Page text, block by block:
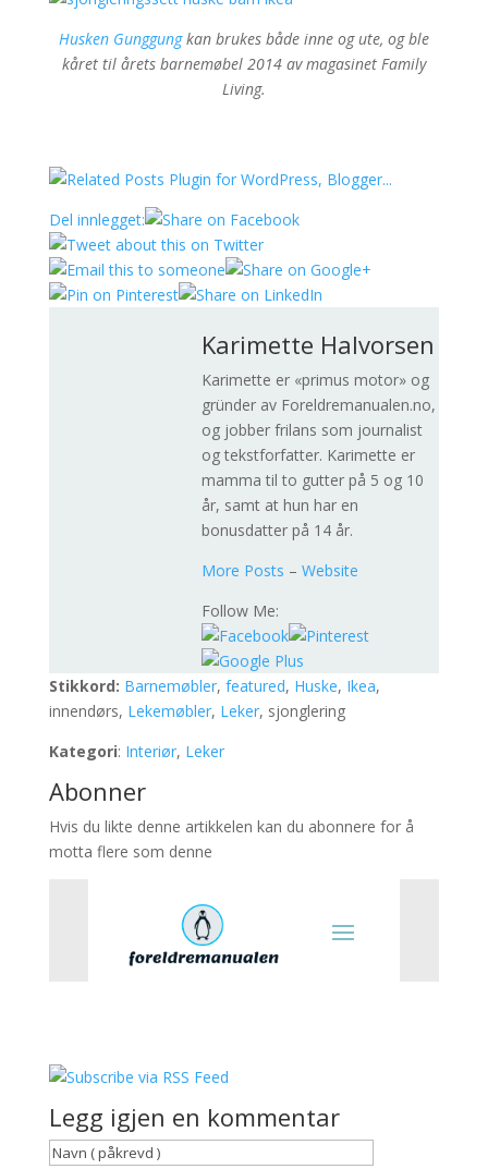
Husken Gunggungkan brukes både inne og ute, og ble
kåret til årets barnemøbel 2014 av magasinet Family
Living.
Del innlegget:
Karimette Halvorsen
Karimette er «primus motor» og
gründer av Foreldremanualen.no,
og jobber frilans som journalist
og tekstforfatter. Karimette er
mamma til to gutter på 5 og 10
år, samt at hun har en
bonusdatter på 14 år.
More Posts – Website
Follow Me:
Stikkord: Barnemøbler, featured, Huske, Ikea,
innendørs, Lekemøbler, Leker, sjonglering
Kategori: Interiør, Leker
Abonner
Hvis du likte denne artikkelen kan du abonnere for å
motta flere som denne
Legg igjen en kommentar